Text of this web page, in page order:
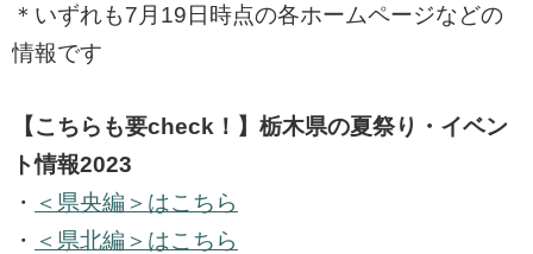
＊いずれも7月19日時点の各ホームページなどの
情報です
【こちらも要check！】栃木県の夏祭り・イベン
ト情報2023
・ ＜県央編＞はこちら
・ ＜県北編＞はこちら